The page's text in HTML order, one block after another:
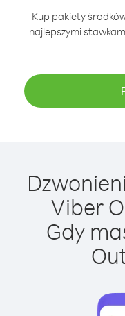
Kup pakiety
najlepszymi
Viber
Gdy